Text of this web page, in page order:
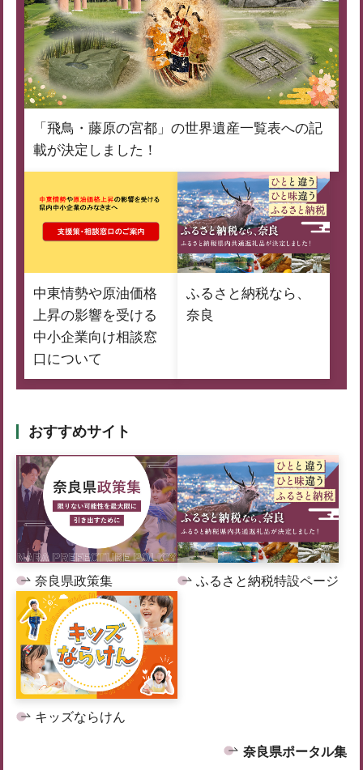
「飛鳥・藤原の宮都」の世界遺産一覧表への記
載が決定しました！
中東情勢や原油価格
上昇の影響を受ける
中小企業向け相談窓
口について
ふるさと納税なら、
奈良
おすすめサイト
奈良県政策集 ふるさと納税特設ページ
キッズならけん
奈良県ポータル集